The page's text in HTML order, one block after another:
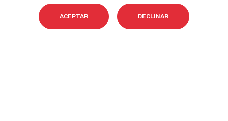
ACEPTAR DECLINAR
Cyberclick me contacte conforme a la
Política de Privacidad.*